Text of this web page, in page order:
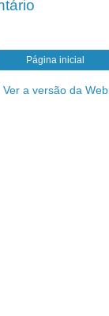
Página inicial
Ver a versão da Web